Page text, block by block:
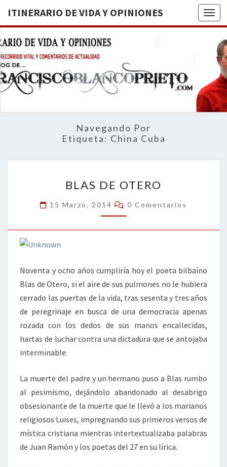
ITINERARIO DE VIDA Y OPINIONES
DE
BREVE
RECORRIDO
VITAL Y
ACTUALIDAD
Navegando Por
Etiqueta: China Cuba
DE
OTERO
BLAS DE OTERO
15 Marzo, 2014 Comentarios
0 Comentarios
Noventa y ocho años cumpliría hoy el poeta bilbaíno
Blas de Otero, si el aire de sus pulmones no le hubiera
cerrado las puertas de la vida, tras sesenta y tres años
de peregrinaje en busca de una democracia apenas
rozada con los dedos de sus manos encallecidas,
hartas de luchar contra una dictadura que se antojaba
interminable.
La muerte del padre y un hermano puso a Blas rumbo
al pesimismo, dejándolo abandonado al desabrigo
obsesionante de la muerte que le llevó a los marianos
religiosos Luises, impregnando sus primeros versos de
mística cristiana mientras intertextualizaba palabras
de Juan Ramón y los poetas del 27 en su lírica.